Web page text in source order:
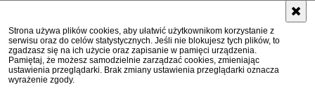
Strona używa plików cookies, aby ułatwić użytkownikom korzystanie z
serwisu oraz do celów statystycznych. Jeśli nie blokujesz tych plików, to
zgadzasz się na ich użycie oraz zapisanie w pamięci urządzenia.
Pamiętaj, że możesz samodzielnie zarządzać cookies, zmieniając
ustawienia przeglądarki. Brak zmiany ustawienia przeglądarki oznacza
wyrażenie zgody.